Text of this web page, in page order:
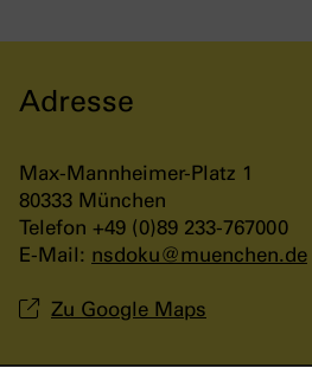
Adresse
Max-Mannheimer-Platz 1
80333 München
Telefon +49 (0)89 233-767000
E-Mail: nsdoku@muenchen.de
Zu Google Maps